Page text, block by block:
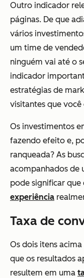
Outro indicador
páginas. De que
vários
um time de
ninguém vai até o
indicador
estratégias de
visitantes que você
Os investimentos
fazendo efeito e,
ranqueada? As
acompanhados de
pode significar
experiência
Taxa de
Os dois itens
que os resultados
resultem em uma